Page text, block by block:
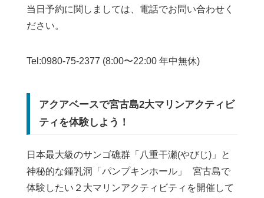
当日予約に関しましては、電話でお問い合わせく
ださい。
Tel:0980-75-2377 (8:00〜22:00 年中無休)
アクアベースで宮古島2大マリンアクティビ
ティを体験しよう！
日本最大級のサンゴ礁群「八重干瀬(やびじ)」と
神秘的な鍾乳洞「パンプキンホール」 宮古島で
体験したい２大マリンアクティビティを開催して